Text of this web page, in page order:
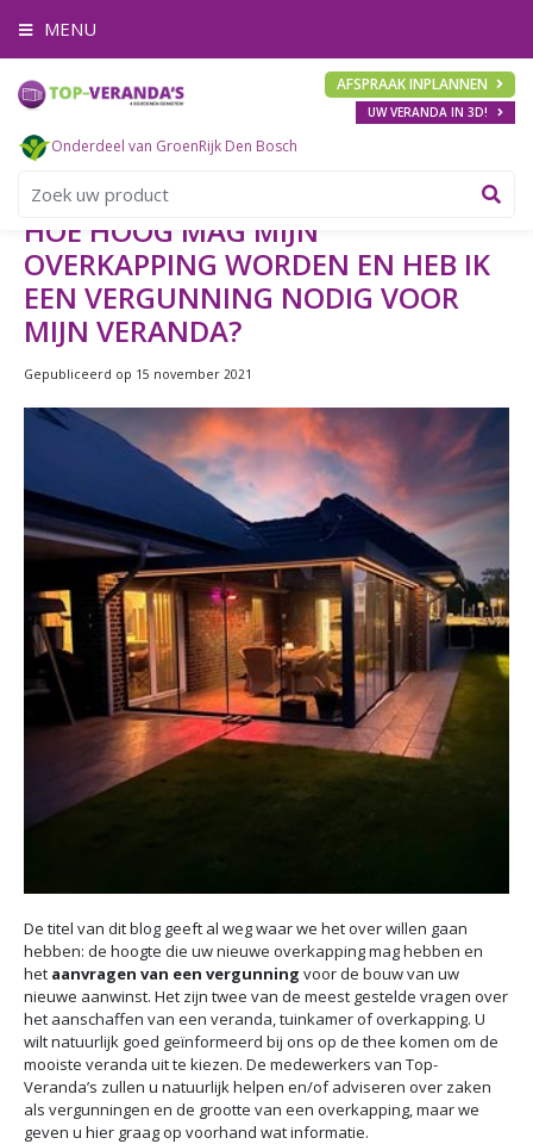
n
AFSPRAAK INPLANNEN
UW VERANDA IN 3D!
Onderdeel van GroenRijk Den Bosch
MENU
HOE HOOG MAG MIJN
OVERKAPPING WORDEN EN HEB IK
EEN VERGUNNING NODIG VOOR
MIJN VERANDA?
Gepubliceerd op 15 november 2021
De titel van dit blog geeft al weg waar we het over willen gaan
hebben: de hoogte die uw nieuwe overkapping mag hebben en
het aanvragen van een vergunning voor de bouw van uw
nieuwe aanwinst. Het zijn twee van de meest gestelde vragen over
het aanschaffen van een veranda, tuinkamer of overkapping. U
wilt natuurlijk goed geïnformeerd bij ons op de thee komen om de
mooiste veranda uit te kiezen. De medewerkers van Top-
Veranda’s zullen u natuurlijk helpen en/of adviseren over zaken
als vergunningen en de grootte van een overkapping, maar we
geven u hier graag op voorhand wat informatie.